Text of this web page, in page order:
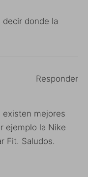
donde la
existen mejores
ejemplo la Nike
Fit. Saludos.
Responder